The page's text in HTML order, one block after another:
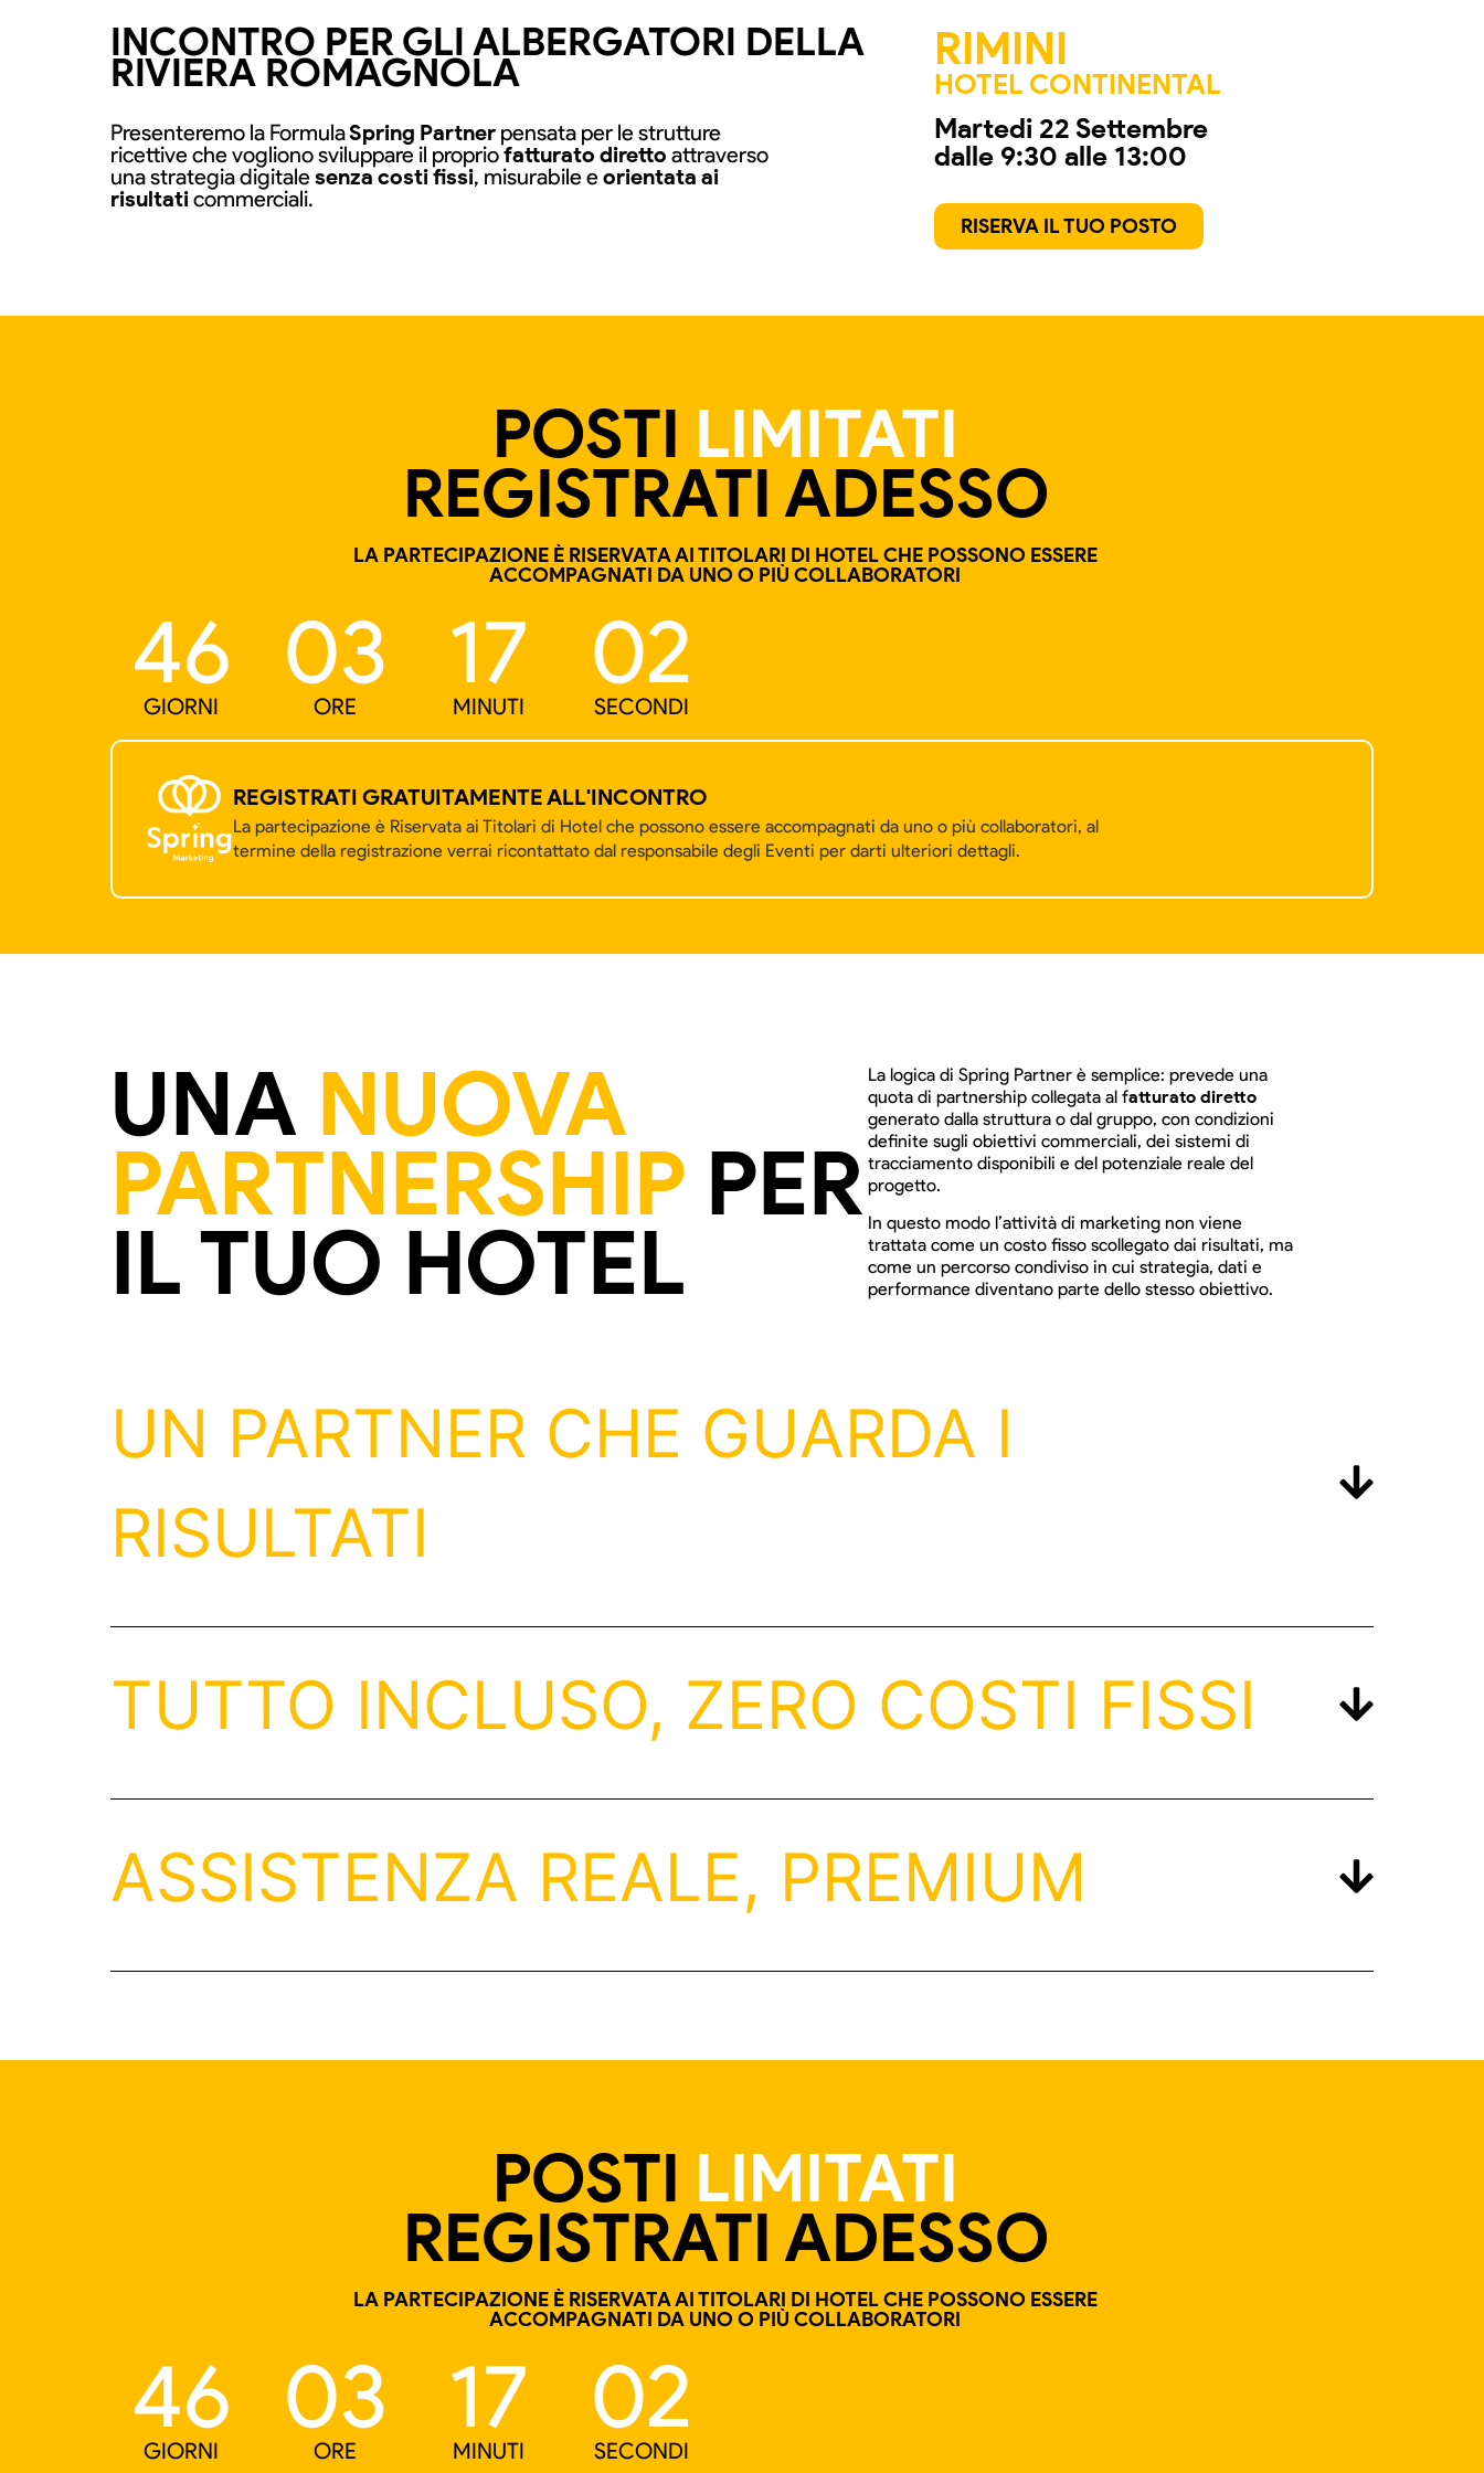
INCONTRO PER GLI ALBERGATORI DELLA
RIVIERA ROMAGNOLA
Presenteremo la FormulaSpring Partner pensata per le strutture
ricettive che vogliono sviluppare il propriofatturato diretto attraverso
una strategia digitalesenza costi fissi, misurabile eorientata ai
risultaticommerciali.
RIMINI
HOTEL CONTINENTAL
Martedi 22 Settembre
dalle 9:30 alle 13:00
RISERVA IL TUO POSTO
POSTI LIMITATI
REGISTRATI ADESSO
LA PARTECIPAZIONE È RISERVATA AI TITOLARI DI HOTEL CHE POSSONO ESSERE
ACCOMPAGNATI DA UNO O PIÙ COLLABORATORI
46
GIORNI
03
ORE
17
MINUTI
01
SECONDI
REGISTRATI GRATUITAMENTE ALL'INCONTRO
La partecipazione è Riservata ai Titolari di Hotel che possono essere accompagnati da uno o più collaboratori, al
termine della registrazione verrai ricontattato dal responsabile degli Eventi per darti ulteriori dettagli.
UNA NUOVA
PARTNERSHIP PER
IL TUO HOTEL
La logica di Spring Partner è semplice: prevede una
quota di partnership collegata al fatturato diretto
generato dalla struttura o dal gruppo, con condizioni
definite sugli obiettivi commerciali, dei sistemi di
tracciamento disponibili e del potenziale reale del
progetto.
In questo modo l’attività di marketing non viene
trattata come un costo fisso scollegato dai risultati, ma
come un percorso condiviso in cui strategia, dati e
performance diventano parte dello stesso obiettivo.
UN PARTNER CHE GUARDA I
RISULTATI
TUTTO INCLUSO, ZERO COSTI FISSI
ASSISTENZA REALE, PREMIUM
POSTI LIMITATI
REGISTRATI ADESSO
LA PARTECIPAZIONE È RISERVATA AI TITOLARI DI HOTEL CHE POSSONO ESSERE
ACCOMPAGNATI DA UNO O PIÙ COLLABORATORI
46
GIORNI
03
ORE
17
MINUTI
01
SECONDI